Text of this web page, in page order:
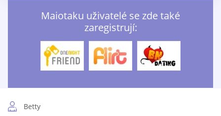
Maiotaku uživatelé se zde také
zaregistrují:
Betty